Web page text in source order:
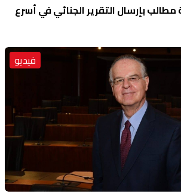
مطالب بإرسال التقرير الجنائي في أسرع
فيديو